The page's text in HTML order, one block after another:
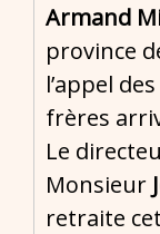
Armand
province
l’appel
frères
Le
Monsieur
retraite